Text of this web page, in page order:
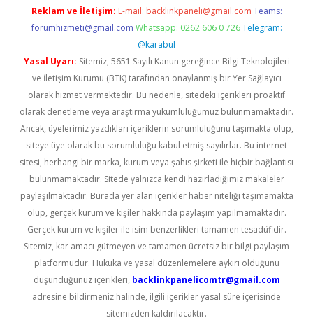
Reklam ve İletişim: E-mail: backlinkpaneli@gmail.com Teams:
forumhizmeti@gmail.com Whatsapp: 0262 606 0 726 Telegram:
@karabul
Yasal Uyarı: Sitemiz, 5651 Sayılı Kanun gereğince Bilgi Teknolojileri
ve İletişim Kurumu (BTK) tarafından onaylanmış bir Yer Sağlayıcı
olarak hizmet vermektedir. Bu nedenle, sitedeki içerikleri proaktif
olarak denetleme veya araştırma yükümlülüğümüz bulunmamaktadır.
Ancak, üyelerimiz yazdıkları içeriklerin sorumluluğunu taşımakta olup,
siteye üye olarak bu sorumluluğu kabul etmiş sayılırlar. Bu internet
sitesi, herhangi bir marka, kurum veya şahıs şirketi ile hiçbir bağlantısı
bulunmamaktadır. Sitede yalnızca kendi hazırladığımız makaleler
paylaşılmaktadır. Burada yer alan içerikler haber niteliği taşımamakta
olup, gerçek kurum ve kişiler hakkında paylaşım yapılmamaktadır.
Gerçek kurum ve kişiler ile isim benzerlikleri tamamen tesadüfidir.
Sitemiz, kar amacı gütmeyen ve tamamen ücretsiz bir bilgi paylaşım
platformudur. Hukuka ve yasal düzenlemelere aykırı olduğunu
düşündüğünüz içerikleri, backlinkpanelicomtr@gmail.com
adresine bildirmeniz halinde, ilgili içerikler yasal süre içerisinde
sitemizden kaldırılacaktır.